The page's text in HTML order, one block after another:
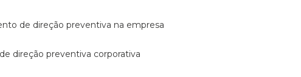
de direção preventiva na empresa
de direção preventiva corporativa